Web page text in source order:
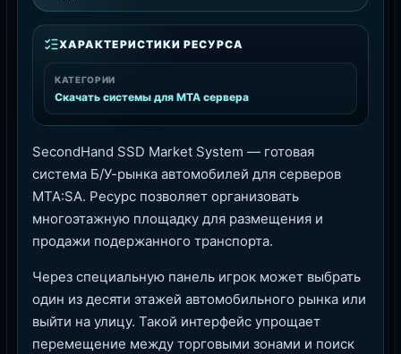
ХАРАКТЕРИСТИКИ РЕСУРСА
КАТЕГОРИИ
Скачать системы для MTA сервера
SecondHand SSD Market System — готовая
система Б/У-рынка автомобилей для серверов
MTA:SA. Ресурс позволяет организовать
многоэтажную площадку для размещения и
продажи подержанного транспорта.
Через специальную панель игрок может выбрать
один из десяти этажей автомобильного рынка или
выйти на улицу. Такой интерфейс упрощает
перемещение между торговыми зонами и поиск